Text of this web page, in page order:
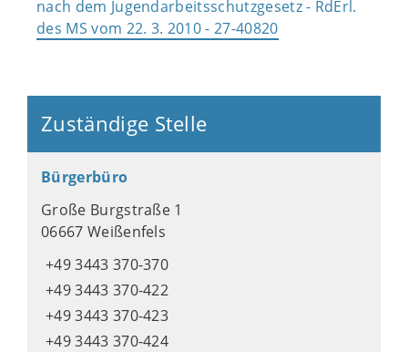
nach dem Jugendarbeitsschutzgesetz - RdErl.
des MS vom 22. 3. 2010 - 27-40820
Zuständige Stelle
Bürgerbüro
Große Burgstraße 1
06667 Weißenfels
+49 3443 370-370
+49 3443 370-422
+49 3443 370-423
+49 3443 370-424